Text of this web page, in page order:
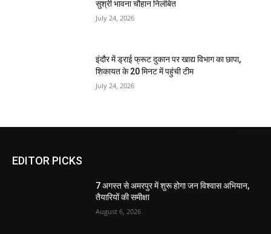
सुश्री भावना चौहान निलंबित
July 24, 2026
इंदौर में ड्राई फ्रूट दुकान पर खाद्य विभाग का छापा,
शिकायत के 20 मिनट में पहुंची टीम
July 24, 2026
EDITOR PICKS
7 अगस्त से अमरपुर में शुरू होगा जन विश्वास अभियान,
तैयारियों की समीक्षा
August 6, 2026